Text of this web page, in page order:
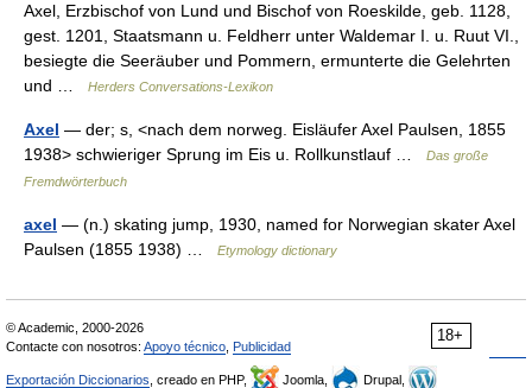
Axel, Erzbischof von Lund und Bischof von Roeskilde, geb. 1128,
gest. 1201, Staatsmann u. Feldherr unter Waldemar I. u. Ruut VI.,
besiegte die Seeräuber und Pommern, ermunterte die Gelehrten
und …
Herders Conversations-Lexikon
Axel — der; s, <nach dem norweg. Eisläufer Axel Paulsen, 1855
1938> schwieriger Sprung im Eis u. Rollkunstlauf …
Das große
Fremdwörterbuch
axel — (n.) skating jump, 1930, named for Norwegian skater Axel
Paulsen (1855 1938) …
Etymology dictionary
18+
© Academic, 2000-2026
Contacte con nosotros: Apoyo técnico Publicidad
Exportación Diccionarios , creado en PHP, Joomla,
Drupal,